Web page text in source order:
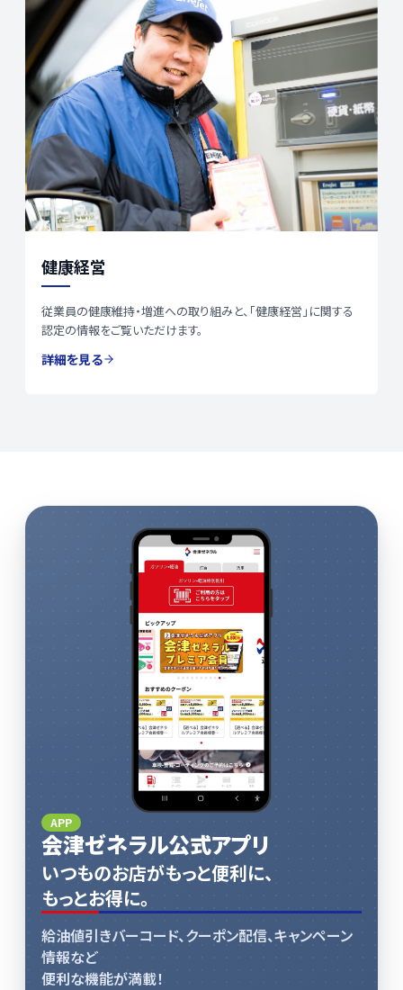
健康経営
従業員の健康維持・増進への取り組みと、「健康経営」に関する
認定の情報をご覧いただけます。
詳細を見る
APP
会津ゼネラル公式アプリ
いつものお店がもっと便利に、
もっとお得に。
給油値引きバーコード、クーポン配信、キャンペーン
情報など
便利な機能が満載！